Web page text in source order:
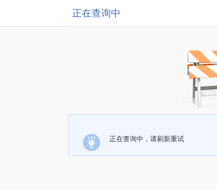
正在查询中
正在查询中，请刷新重试